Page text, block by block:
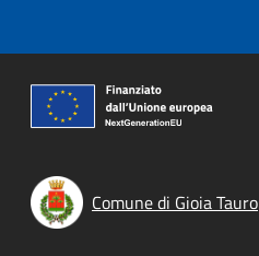
Comune di Gioia Tauro